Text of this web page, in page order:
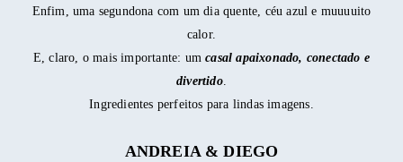
Enfim, uma segundona com um dia quente, céu azul e muuuuito
calor.
E, claro, o mais importante: umcasal apaixonado, conectado e
divertido.
Ingredientes perfeitos para lindas imagens.
ANDREIA & DIEGO